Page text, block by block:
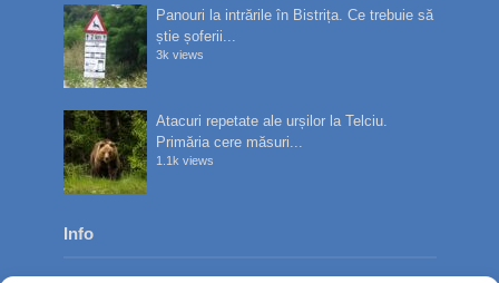
Panouri la intrările în Bistrița. Ce trebuie să
știe șoferii...
3k views
Atacuri repetate ale urșilor la Telciu.
Primăria cere măsuri...
1.1k views
Info